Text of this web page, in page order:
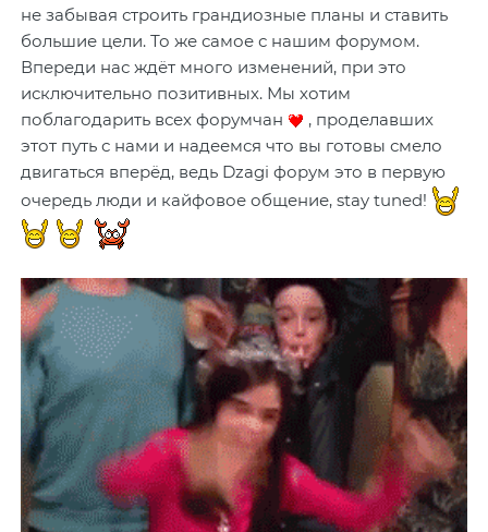
не забывая строить грандиозные планы и ставить
большие цели. То же самое с нашим форумом.
Впереди нас ждёт много изменений, при это
исключительно позитивных. Мы хотим
поблагодарить всех форумчан
, проделавших
этот путь с нами и надеемся что вы готовы смело
двигаться вперёд, ведь Dzagi форум это в первую
очередь люди и кайфовое общение, stay tuned!